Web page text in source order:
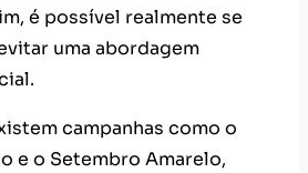
é possível realmente se
uma abordagem
campanhas como o
e o Setembro Amarelo,